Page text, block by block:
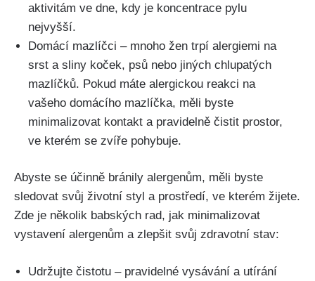
aktivitám ve⁢ dne, kdy je koncentrace pylu
nejvyšší.
Domácí mazlíčci – mnoho žen trpí⁢ alergiemi na
srst a‌ sliny ‌koček, psů nebo jiných chlupatých
mazlíčků. Pokud máte alergickou reakci na
vašeho domácího mazlíčka, měli byste
minimalizovat kontakt a pravidelně čistit prostor,
ve kterém ⁤se zvíře pohybuje.
Abyste se účinně bránily alergenům, měli byste
sledovat svůj ⁣životní styl a⁤ prostředí, ve kterém žijete.
Zde je několik babských ⁤rad, jak⁣ minimalizovat
vystavení alergenům a zlepšit svůj zdravotní stav:
Udržujte čistotu – pravidelné vysávání a utírání